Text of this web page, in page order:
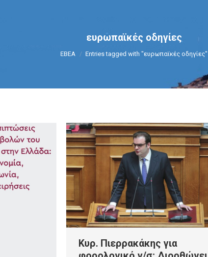
ευρωπαϊκές οδηγίες
You are here:
ΕΒΕΑ Entries tagged with "ευρωπαϊκές οδηγίες"
Κυρ. Πιερρακάκης για